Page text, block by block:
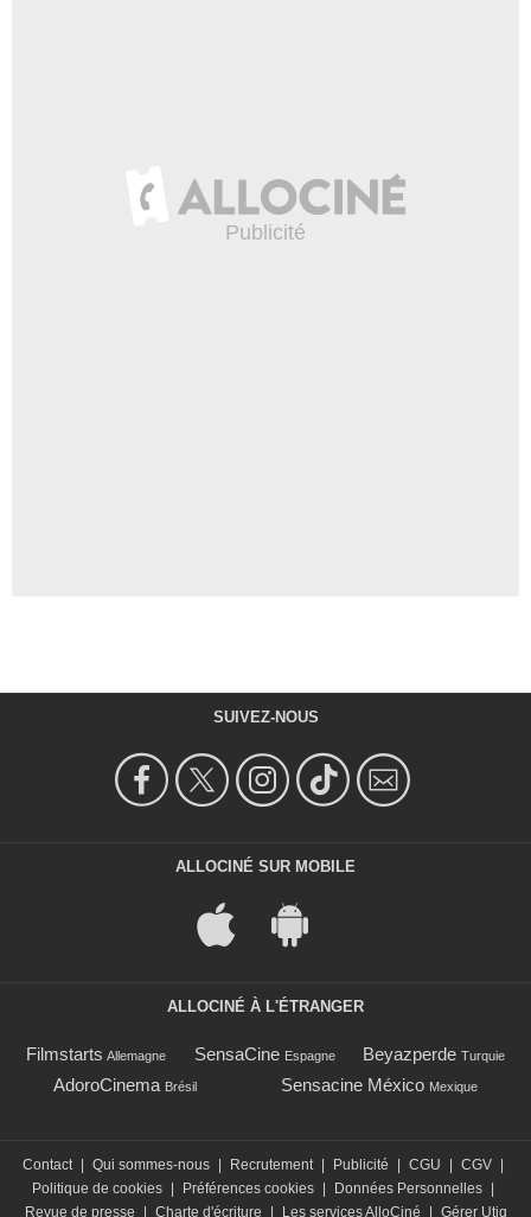
SUIVEZ-NOUS
ALLOCINÉ SUR MOBILE
ALLOCINÉ À L'ÉTRANGER
Filmstarts Allemagne SensaCine Espagne Beyazperde Turquie
AdoroCinema Brésil Sensacine México Mexique
Contact | Qui sommes-nous | Recrutement | Publicité | CGU | CGV |
Politique de cookies | Préférences cookies | Données Personnelles |
Revue de presse
| Charte d'écriture | Les services AlloCiné | Gérer Utiq